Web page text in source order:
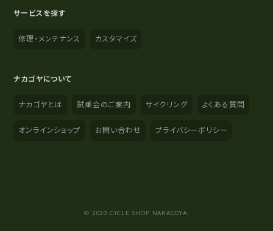
サービスを探す
修理・メンテナンス カスタマイズ
ナカゴヤについて
ナカゴヤとは 試乗会のご案内 サイクリング よくある質問
オンラインショップ お問い合わせ プライバシーポリシー
© 2020 CYCLE SHOP NAKAGOYA.